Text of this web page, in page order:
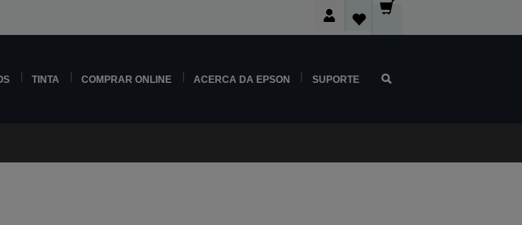
TINTA COMPRAR ONLINE ACERCA DA EPSON SUPORTE